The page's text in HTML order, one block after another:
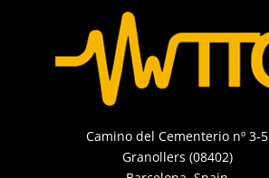
Camino del Cementerio nº 3-5
Granollers (08402)